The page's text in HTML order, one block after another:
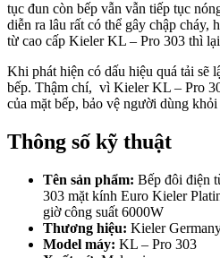
tục đun còn bếp vẫn vẫn tiếp tục
diễn ra lâu rất có thể gây chập cháy,
từ cao cấp Kieler KL – Pro 303 thì
Khi phát hiện có dấu hiệu quá tải sẽ
bếp. Thậm chí, vì Kieler KL – Pro
của mặt bếp, bảo vệ người dùng
Thông số kỹ thuật
Tên sản phẩm: Bếp đôi điện
303 mặt kính Euro Kieler
giờ công suất 6000W
Thương hiệu: Kieler
Model máy: KL – Pro 303